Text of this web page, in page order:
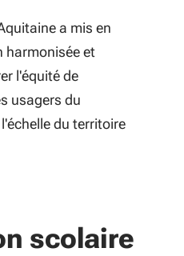
a mis en
harmonisée et
l'équité de
usagers du
du territoire
scolaire